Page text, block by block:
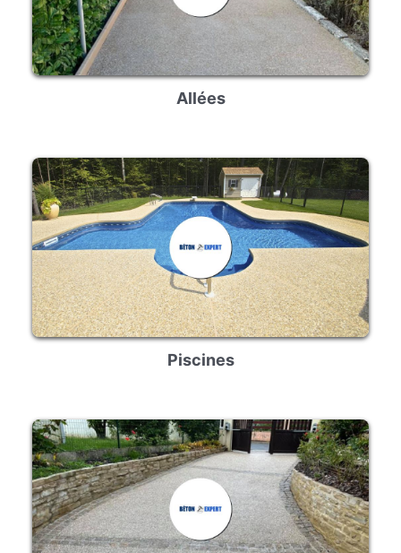
Allées
Piscines